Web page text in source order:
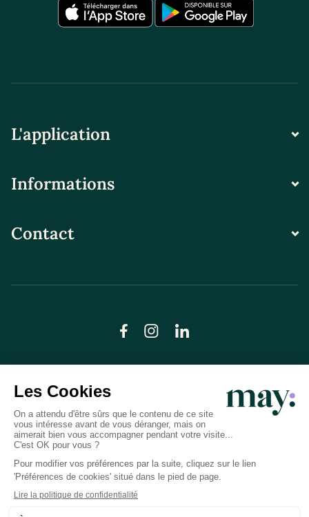
L'application
Informations
Contact
© LN CARE 2026
Politique de confidentialité
Conditions générales d’utilisation
Plan du site